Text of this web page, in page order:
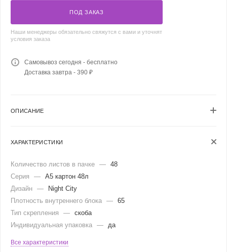
ПОД ЗАКАЗ
Наши менеджеры обязательно свяжутся с вами и уточнят
условия заказа
Самовывоз сегодня - бесплатно
Доставка завтра - 390 ₽
ОПИСАНИЕ
ХАРАКТЕРИСТИКИ
Количество листов в пачке — 48
Серия
— А5 картон 48л
Дизайн —
Night City
Плотность внутреннего блока — 65
Тип скрепления
— скоба
Индивидуальная упаковка — да
Все характеристики